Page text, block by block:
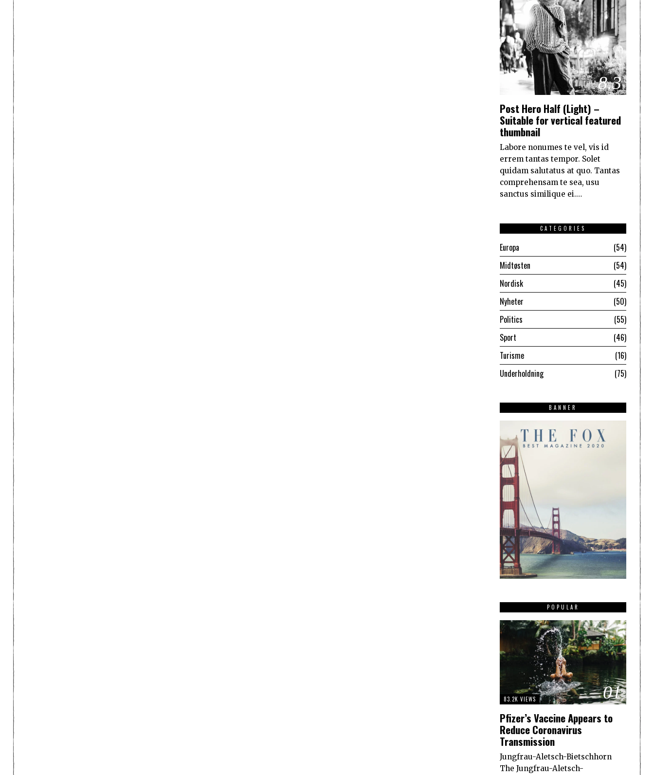
8.3
Post Hero Half (Light) –
Suitable for vertical featured
thumbnail
Labore nonumes te vel, vis id
errem tantas tempor. Solet
quidam salutatus at quo. Tantas
comprehensam te sea, usu
sanctus similique ei.…
CATEGORIES
Europa
54
Midtøsten
54
Nordisk
45
Nyheter
50
Politics
55
Sport
46
Turisme
16
Underholdning
75
BANNER
POPULAR
01
83.2K VIEWS
Pfizer’s Vaccine Appears to
Reduce Coronavirus
Transmission
Jungfrau-Aletsch-Bietschhorn
The Jungfrau-Aletsch-